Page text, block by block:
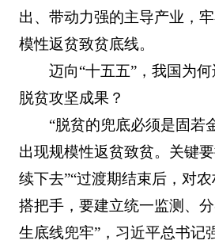
出、带动力强的主导产业，
模性返贫致贫底线。
迈向“十五五”，我国为
脱贫攻坚成果？
“脱贫的兜底必须是固若
出现规模性返贫致贫。关键
续下去”“过渡期结束后，对
搭把手，要建立统一监测、
生底线兜牢”，习近平总书记